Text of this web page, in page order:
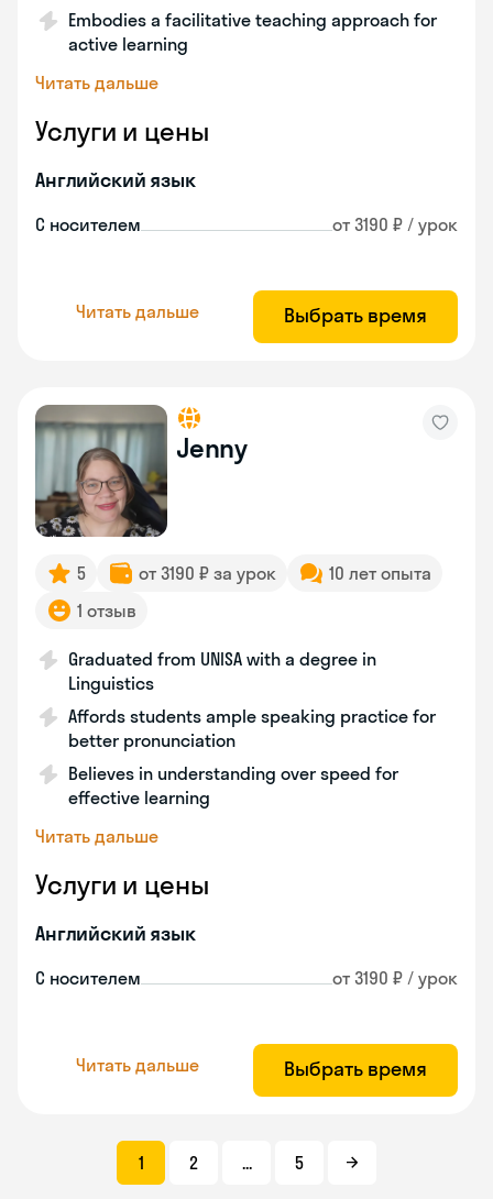
Embodies a facilitative teaching approach for
active learning
Читать дальше
Услуги и цены
Английский язык
С носителем от 3190 ₽ / урок
Читать дальше Выбрать время
Jenny
5 от 3190 ₽ за урок
10 лет опыта
1 отзыв
Graduated from UNISA with a degree in
Linguistics
Affords students ample speaking practice for
better pronunciation
Believes in understanding over speed for
effective learning
Читать дальше
Услуги и цены
Английский язык
С носителем от 3190 ₽ / урок
Читать дальше Выбрать время
1 2 ... 5